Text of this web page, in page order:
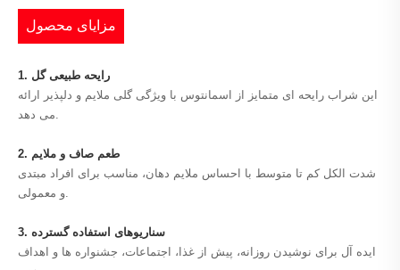
مزایای محصول
1. رایحه طبیعی گل
این شراب رایحه ای متمایز از اسمانتوس با ویژگی گلی ملایم و دلپذیر ارائه
2. طعم صاف و ملایم
شدت الکل کم تا متوسط ​​با احساس ملایم دهان، مناسب برای افراد مبتدی
3. سناریوهای استفاده گسترده
ایده آل برای نوشیدن روزانه، پیش از غذا، اجتماعات، جشنواره ها و اهداف